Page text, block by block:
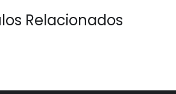
Relacionados